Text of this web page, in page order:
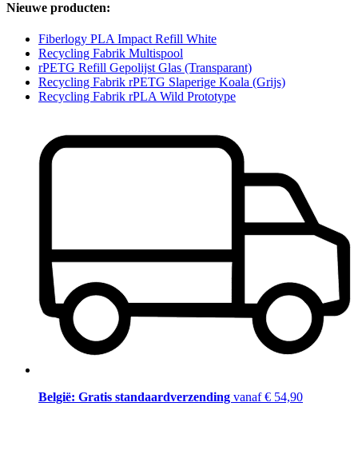
Nieuwe producten:
Fiberlogy PLA Impact Refill White
Recycling Fabrik Multispool
rPETG Refill Gepolijst Glas (Transparant)
Recycling Fabrik rPETG Slaperige Koala (Grijs)
Recycling Fabrik rPLA Wild Prototype
België: Gratis standaardverzending vanaf € 54,90